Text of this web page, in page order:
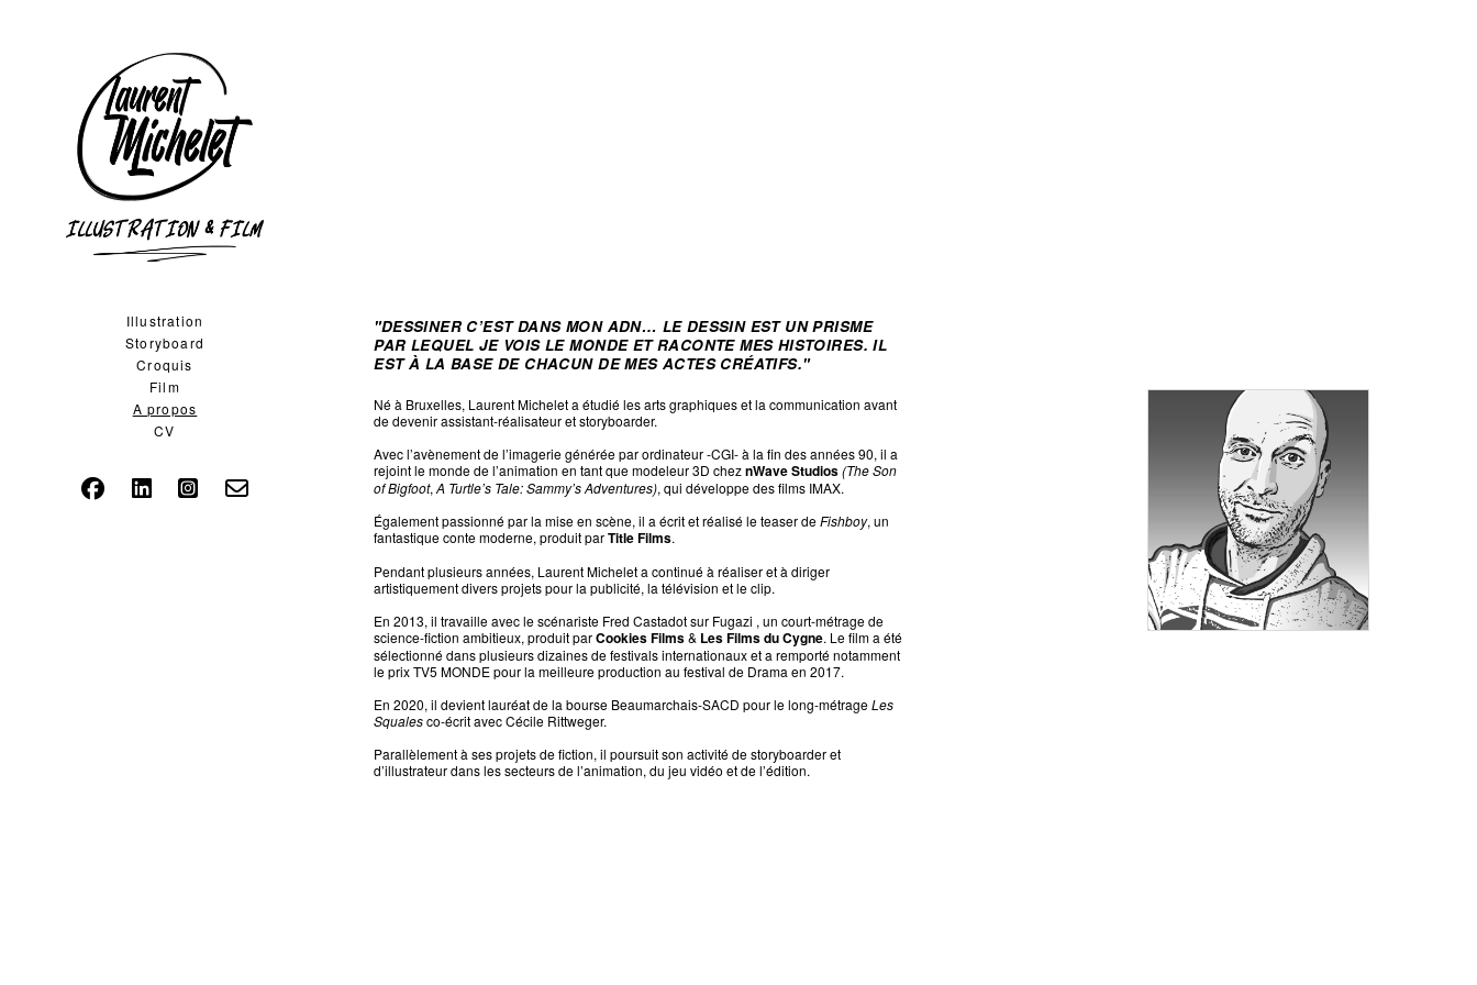
Illustration
Storyboard
Croquis
Film
A propos
CV
"DESSINER C’EST DANS MON ADN… LE DESSIN EST UN PRISME
PAR LEQUEL JE VOIS LE MONDE ET RACONTE MES HISTOIRES. IL
EST À LA BASE DE CHACUN DE MES ACTES CRÉATIFS."
Né à Bruxelles, Laurent Michelet a étudié les arts graphiques et la communication avant
de devenir assistant-réalisateur et storyboarder.
Avec l’avènement de l’imagerie générée par ordinateur -CGI- à la fin des années 90, il a
rejoint le monde de l’animation en tant que modeleur 3D cheznWave Studios(The Son
of Bigfoot,A Turtle’s Tale: Sammy’s Adventures), qui développe des films IMAX.
Également passionné par la mise en scène, il a écrit et réalisé le teaser deFishboy, un
fantastique conte moderne, produit parTitle Films.
Pendant plusieurs années, Laurent Michelet a continué à réaliser et à diriger
artistiquement divers projets pour la publicité, la télévision et le clip.
En 2013, il travaille avec le scénariste Fred Castadot sur Fugazi , un court-métrage de
science-fiction ambitieux, produit parCookies Films& Les Films du Cygne. Le film a été
sélectionné dans plusieurs dizaines de festivals internationaux et a remporté notamment
le prix TV5 MONDE pour la meilleure production au festival de Drama en 2017.
En 2020, il devient lauréat de la bourse Beaumarchais-SACD pour le long-métrageLes
Squalesco-écrit avec Cécile Rittweger.
Parallèlement à ses projets de fiction, il poursuit son activité de storyboarder et
d’illustrateur dans les secteurs de l’animation, du jeu vidéo et de l’édition.